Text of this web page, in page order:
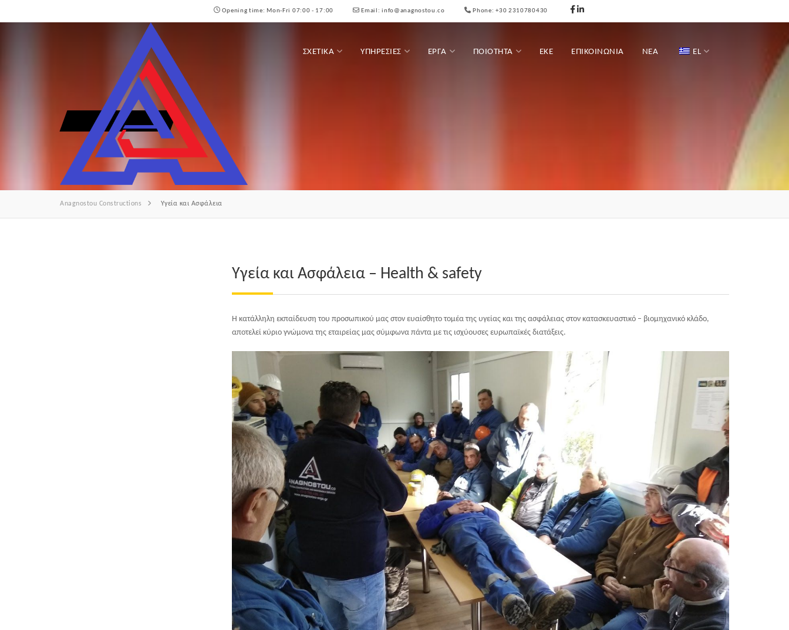
Opening time: Mon-Fri 07:00 - 17:00 Email: info@anagnostou.co Phone: +30 2310780430
ΣΧΕΤΙΚΆ ΥΠΗΡΕΣΊΕΣ ΈΡΓΑ ΠΟΙΌΤΗΤΑ ΕΚΕ ΕΠΙΚΟΙΝΩΝΊΑ ΝΕΑ EL
ΥΓΕΊΑ ΚΑΙ ΑΣΦΆΛΕΙΑ
Anagnostou Constructions Υγεία και Ασφάλεια
Υγεία και Ασφάλεια – Health & safety
Η κατάλληλη εκπαίδευση του προσωπικού μας στον ευαίσθητο τομέα της υγείας και της ασφάλειας στον κατασκευαστικό – βιομηχανικό κλάδο,
αποτελεί κύριο γνώμονα της εταιρείας μας σύμφωνα πάντα με τις ισχύουσες ευρωπαϊκές διατάξεις.